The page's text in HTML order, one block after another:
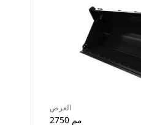
العرض
2750 مم